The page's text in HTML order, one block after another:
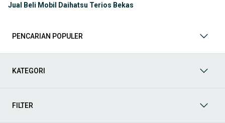
lokasi, hingga tipe kendaraan tanpa perlu berpindah platform.
Jual Beli Mobil Daihatsu Terios Bekas
PENCARIAN POPULER
KATEGORI
FILTER